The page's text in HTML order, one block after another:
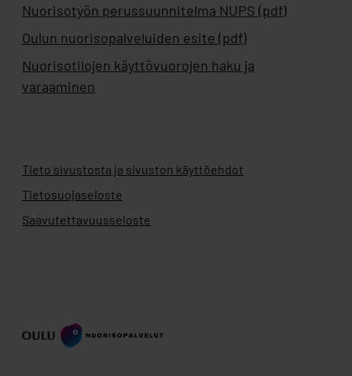
Nuorisotyön perussuunnitelma NUPS (pdf)
Oulun nuorisopalveluiden esite (pdf)
Nuorisotilojen käyttövuorojen haku ja
varaaminen
Tieto sivustosta ja sivuston käyttöehdot
Tietosuojaseloste
Saavutettavuusseloste